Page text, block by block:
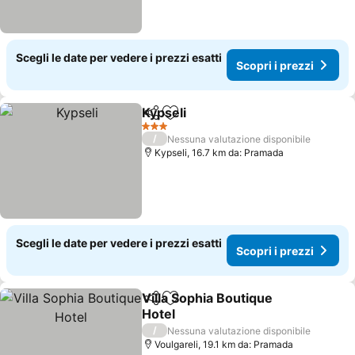
Scegli le date per vedere i prezzi esatti
Scopri i prezzi
CondividiAggiungi ai preferiti
Kypseli
3 Stelle
/
Nessuna valutazione disponibile
Kypseli, 16.7 km da: Pramada
Scegli le date per vedere i prezzi esatti
Scopri i prezzi
CondividiAggiungi ai preferiti
Villa Sophia Boutique
Hotel
Scopri i prezzi
/
Nessuna valutazione disponibile
Voulgareli, 19.1 km da: Pramada